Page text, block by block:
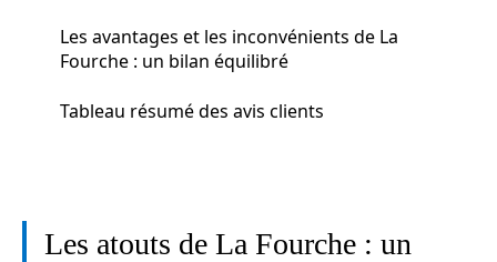
Les avantages et les inconvénients de La
Fourche : un bilan équilibré
Tableau résumé des avis clients
Les atouts de La Fourche : un